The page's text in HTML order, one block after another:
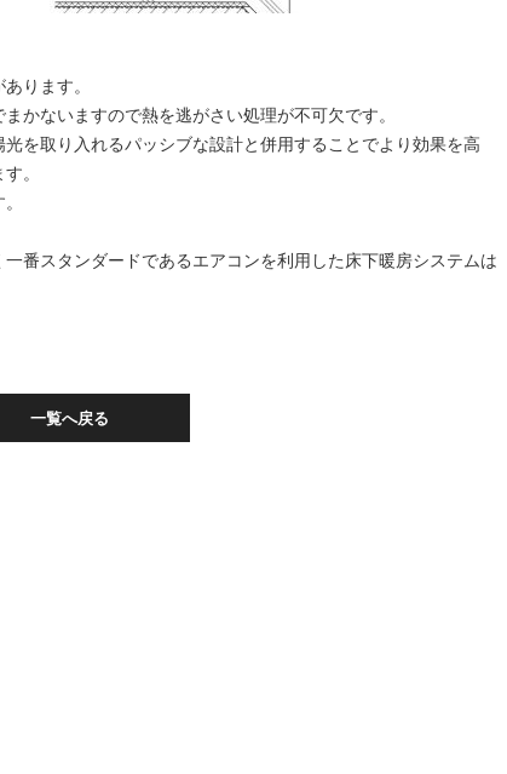
ります。
かないますので熱を逃がさい処理が不可欠です。
を取り入れるパッシブな設計と併用することでより効果を高
。
番スタンダードであるエアコンを利用した床下暖房システムは
一覧へ戻る